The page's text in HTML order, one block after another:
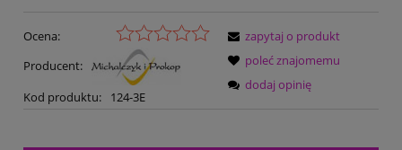
Ocena:
Producent:
Kod produktu:
124-3E
zapytaj o produkt
poleć znajomemu
dodaj opinię